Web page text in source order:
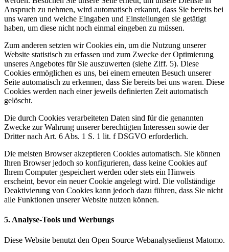
Anspruch zu nehmen, wird automatisch erkannt, dass Sie bereits bei
uns waren und welche Eingaben und Einstellungen sie getätigt
haben, um diese nicht noch einmal eingeben zu müssen.
Zum anderen setzten wir Cookies ein, um die Nutzung unserer
Website statistisch zu erfassen und zum Zwecke der Optimierung
unseres Angebotes für Sie auszuwerten (siehe Ziff. 5). Diese
Cookies ermöglichen es uns, bei einem erneuten Besuch unserer
Seite automatisch zu erkennen, dass Sie bereits bei uns waren. Diese
Cookies werden nach einer jeweils definierten Zeit automatisch
gelöscht.
Die durch Cookies verarbeiteten Daten sind für die genannten
Zwecke zur Wahrung unserer berechtigten Interessen sowie der
Dritter nach Art. 6 Abs. 1 S. 1 lit. f DSGVO erforderlich.
Die meisten Browser akzeptieren Cookies automatisch. Sie können
Ihren Browser jedoch so konfigurieren, dass keine Cookies auf
Ihrem Computer gespeichert werden oder stets ein Hinweis
erscheint, bevor ein neuer Cookie angelegt wird. Die vollständige
Deaktivierung von Cookies kann jedoch dazu führen, dass Sie nicht
alle Funktionen unserer Website nutzen können.
5. Analyse-Tools und Werbungs
Diese Website benutzt den Open Source Webanalysedienst Matomo.